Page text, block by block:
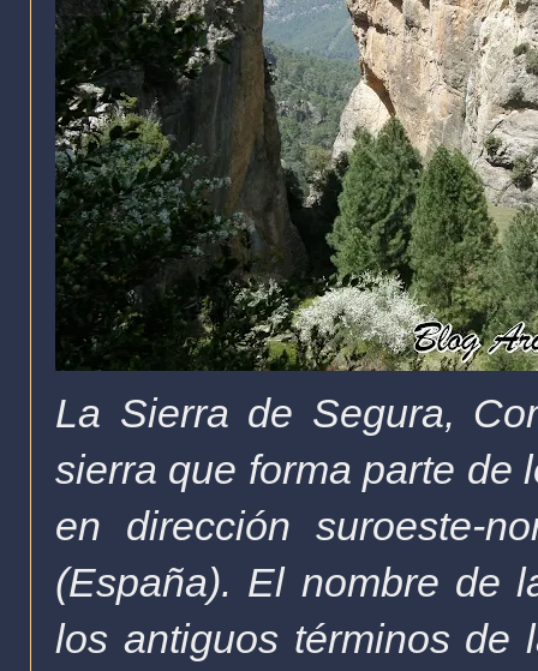
La Sierra de Segura,
sierra que forma parte de
en dirección suroeste-
(España). El nombre de
los antiguos términos de